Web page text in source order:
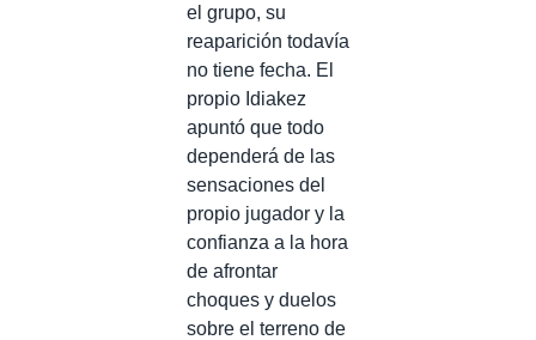
el grupo, su
reaparición todavía
no tiene fecha. El
propio Idiakez
apuntó que todo
dependerá de las
sensaciones del
propio jugador y la
confianza a la hora
de afrontar
choques y duelos
sobre el terreno de